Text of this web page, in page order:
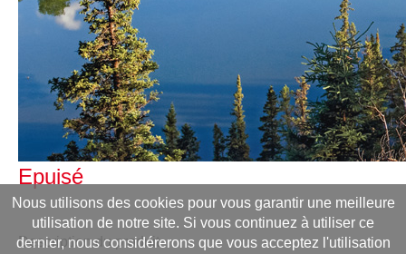
Epuisé
Description du produit
Nous utilisons des cookies pour vous garantir une meilleure
utilisation de notre site. Si vous continuez à utiliser ce
dernier, nous considérerons que vous acceptez l'utilisation